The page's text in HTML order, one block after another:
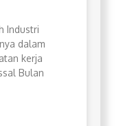
Industri
dalam
kerja
Bulan